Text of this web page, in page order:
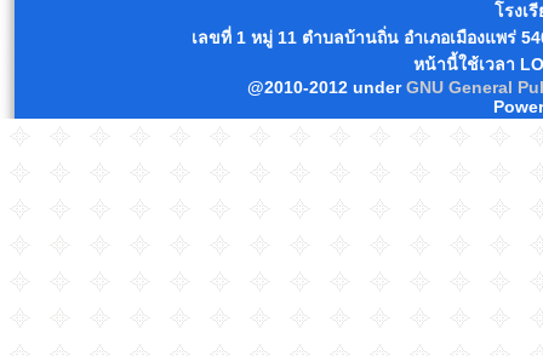
โรงเ
เลขที่ 1 หมู่ 11 ตำบลบ้านถิ่น อำเภอเมืองแพร่
หน้านี้ใช้เวลา
@2010-2012 underGNU General